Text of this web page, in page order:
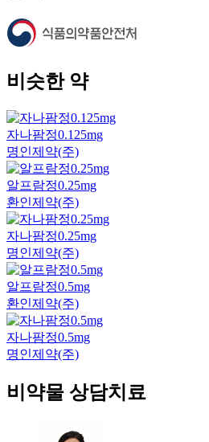
비슷한 약
자나팜정0.125mg
명인제약(주)
알프람정0.25mg
환인제약(주)
자나팜정0.25mg
명인제약(주)
알프람정0.5mg
환인제약(주)
자나팜정0.5mg
명인제약(주)
비약물 상담치료